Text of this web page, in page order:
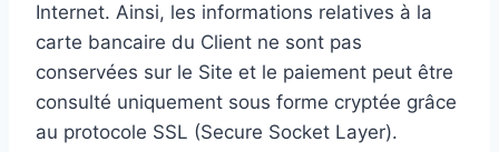
Internet. Ainsi, les informations relatives à la
carte bancaire du Client ne sont pas
conservées sur le Site et le paiement peut être
consulté uniquement sous forme cryptée grâce
au protocole SSL (Secure Socket Layer).